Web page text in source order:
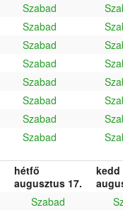
Szabad
Szabad
Szabad
Szabad
Szabad
Szabad
Szabad
Szabad
hétfő
augusztus 17.
kedd
Szabad